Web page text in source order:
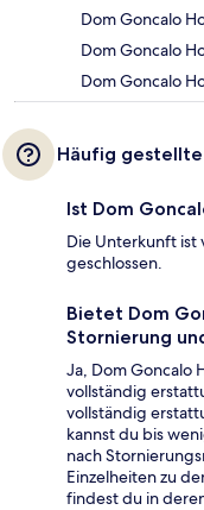
Dom Goncalo
Dom Goncalo
Dom Goncalo
Häufig gestellte
Ist Dom
Die Unterkunft ist
geschlossen.
Bietet Dom
Stornierung
Ja, Dom Goncalo
vollständig
vollständig
kannst du bis
nach
Einzelheiten zu
findest du in